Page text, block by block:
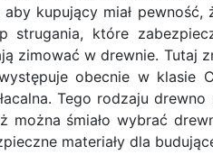
kupujący miał pewność,
strugania, które
zimować w drewnie. Tutaj
obecnie w klasie
Tego rodzaju drewno
śmiało wybrać
materiały dla